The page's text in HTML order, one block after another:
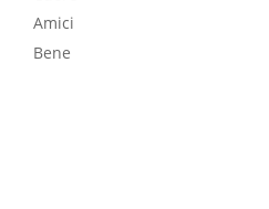
Amici
Bene